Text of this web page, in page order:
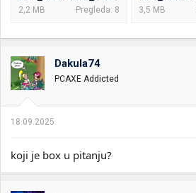
2,2 MB Pregleda: 8 3,5 MB
Dakula74
PCAXE Addicted
18.09.2025.
koji je box u pitanju?